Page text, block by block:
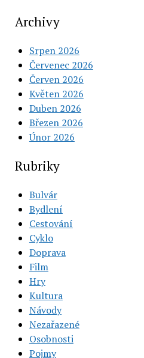
Archivy
Srpen 2026
Červenec 2026
Červen 2026
Květen 2026
Duben 2026
Březen 2026
Únor 2026
Rubriky
Bulvár
Bydlení
Cestování
Cyklo
Doprava
Film
Hry
Kultura
Návody
Nezařazené
Osobnosti
Pojmy